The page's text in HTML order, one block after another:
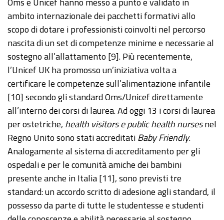
ambito internazionale dei pacchetti formativi allo
scopo di dotare i professionisti coinvolti nel percorso
nascita di un set di competenze minime e necessarie al
sostegno all’allattamento [9]. Più recentemente,
l’Unicef UK ha promosso un’iniziativa volta a
certificare le competenze sull’alimentazione infantile
[10] secondo gli standard Oms/Unicef direttamente
all’interno dei corsi di laurea. Ad oggi 13 i corsi di laurea
per ostetriche, health visitors e public health nursesnel
Regno Unito sono stati accreditatiBaby Friendly.
Analogamente al sistema di accreditamento per gli
ospedali e per le comunità amiche dei bambini
presente anche in Italia [11], sono previsti tre
standard: un accordo scritto di adesione agli standard, il
possesso da parte di tutte le studentesse e studenti